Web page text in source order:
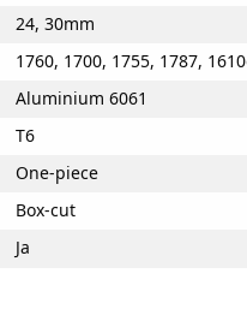
24, 30mm
1760, 1700, 1755, 1787,
Aluminium 6061
T6
One-piece
Box-cut
Ja